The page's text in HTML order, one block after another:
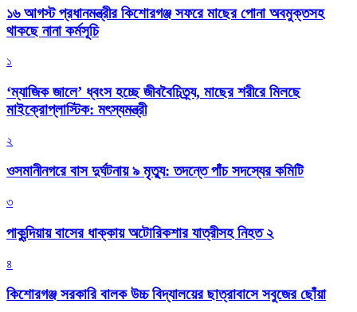
১৬ আগস্ট প্রধানমন্ত্রীর কিশোরগঞ্জ সফরে মাছের পোনা অবমুক্তসহ
থাকছে নানা কর্মসূচি
১
‘ম্যাজিক জালে’ ধ্বংস হচ্ছে জীববৈচিত্র্য, মাছের শরীরে মিলছে
মাইক্রোপ্লাস্টিক: মৎস্যমন্ত্রী
২
ওসমানীনগরে বাস দুর্ঘটনায় ৯ মৃত্যু: তদন্তে পাঁচ সদস্যের কমিটি
৩
পাকুন্দিয়ায় বাসের ধাক্কায় অটোরিকশার যাত্রীসহ নিহত ২
৪
কিশোরগঞ্জ সরকারি বালক উচ্চ বিদ্যালয়ের ছাত্রাবাসে সবুজের ছোঁয়া